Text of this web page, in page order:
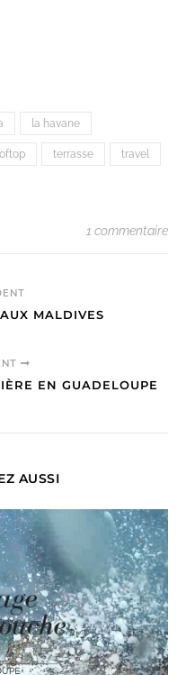
la havane
terrasse travel
1 commentaire
MALDIVES
EN GUADELOUPE
AUSSI